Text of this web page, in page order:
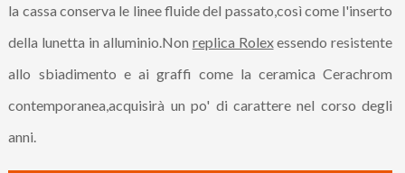
la cassa conserva le linee fluide del passato,così come l'inserto
della lunetta in alluminio.Non replica Rolexessendo resistente
allo sbiadimento e ai graffi come la ceramica Cerachrom
contemporanea,acquisirà un po' di carattere nel corso degli
anni.